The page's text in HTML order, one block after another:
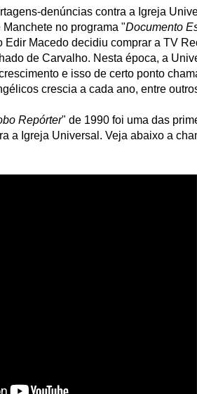
denúncias contra a Igreja
no programa "Documento
Edir Macedo decidiu comprar a TV
de Carvalho. Nesta época, a
e isso de certo ponto
crescia a cada ano, entre
Repórter" de 1990 foi uma das
a Igreja Universal. Veja abaixo a